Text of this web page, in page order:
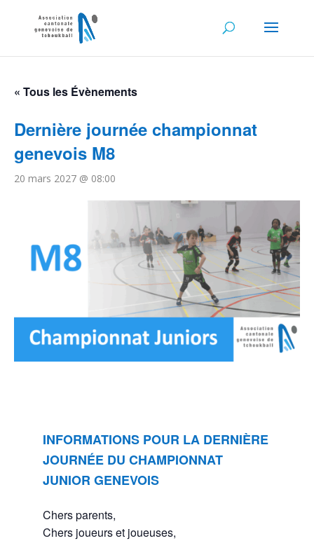
« Tous les Évènements
Dernière journée championnat
genevois M8
20 mars 2027 @ 08:00
INFORMATIONS POUR LA DERNIÈRE
JOURNÉE DU CHAMPIONNAT
JUNIOR GENEVOIS
Chers parents,
Chers joueurs et joueuses,